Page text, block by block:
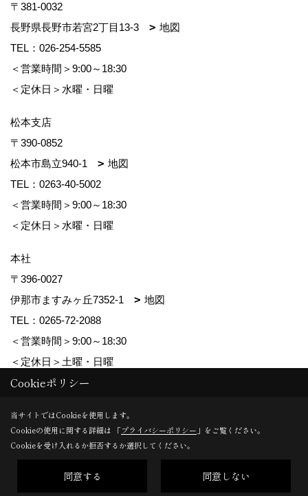
〒381-0032
長野県長野市若宮2丁目13-3
地図
TEL： 026-254-5585
＜営業時間＞9:00～18:30
＜定休日＞水曜・日曜
松本支店
〒390-0852
松本市島立940-1
地図
TEL： 0263-40-5002
＜営業時間＞9:00～18:30
＜定休日＞水曜・日曜
本社
〒396-0027
伊那市ますみヶ丘7352-1
地図
TEL： 0265-72-2088
＜営業時間＞9:00～18:30
＜定休日＞土曜・日曜
Copyright (c) ForestCorporation. All Rights Reserved.
Produced byゴデスクリエイト
Cookieポリシー
当サイトではCookieを使用します。
Cookieの使用に関する詳細は 「プライバシーポリシー 」をご覧ください。
Cookieを受け入れるか拒否するか選択してください。
同意する 同意しない